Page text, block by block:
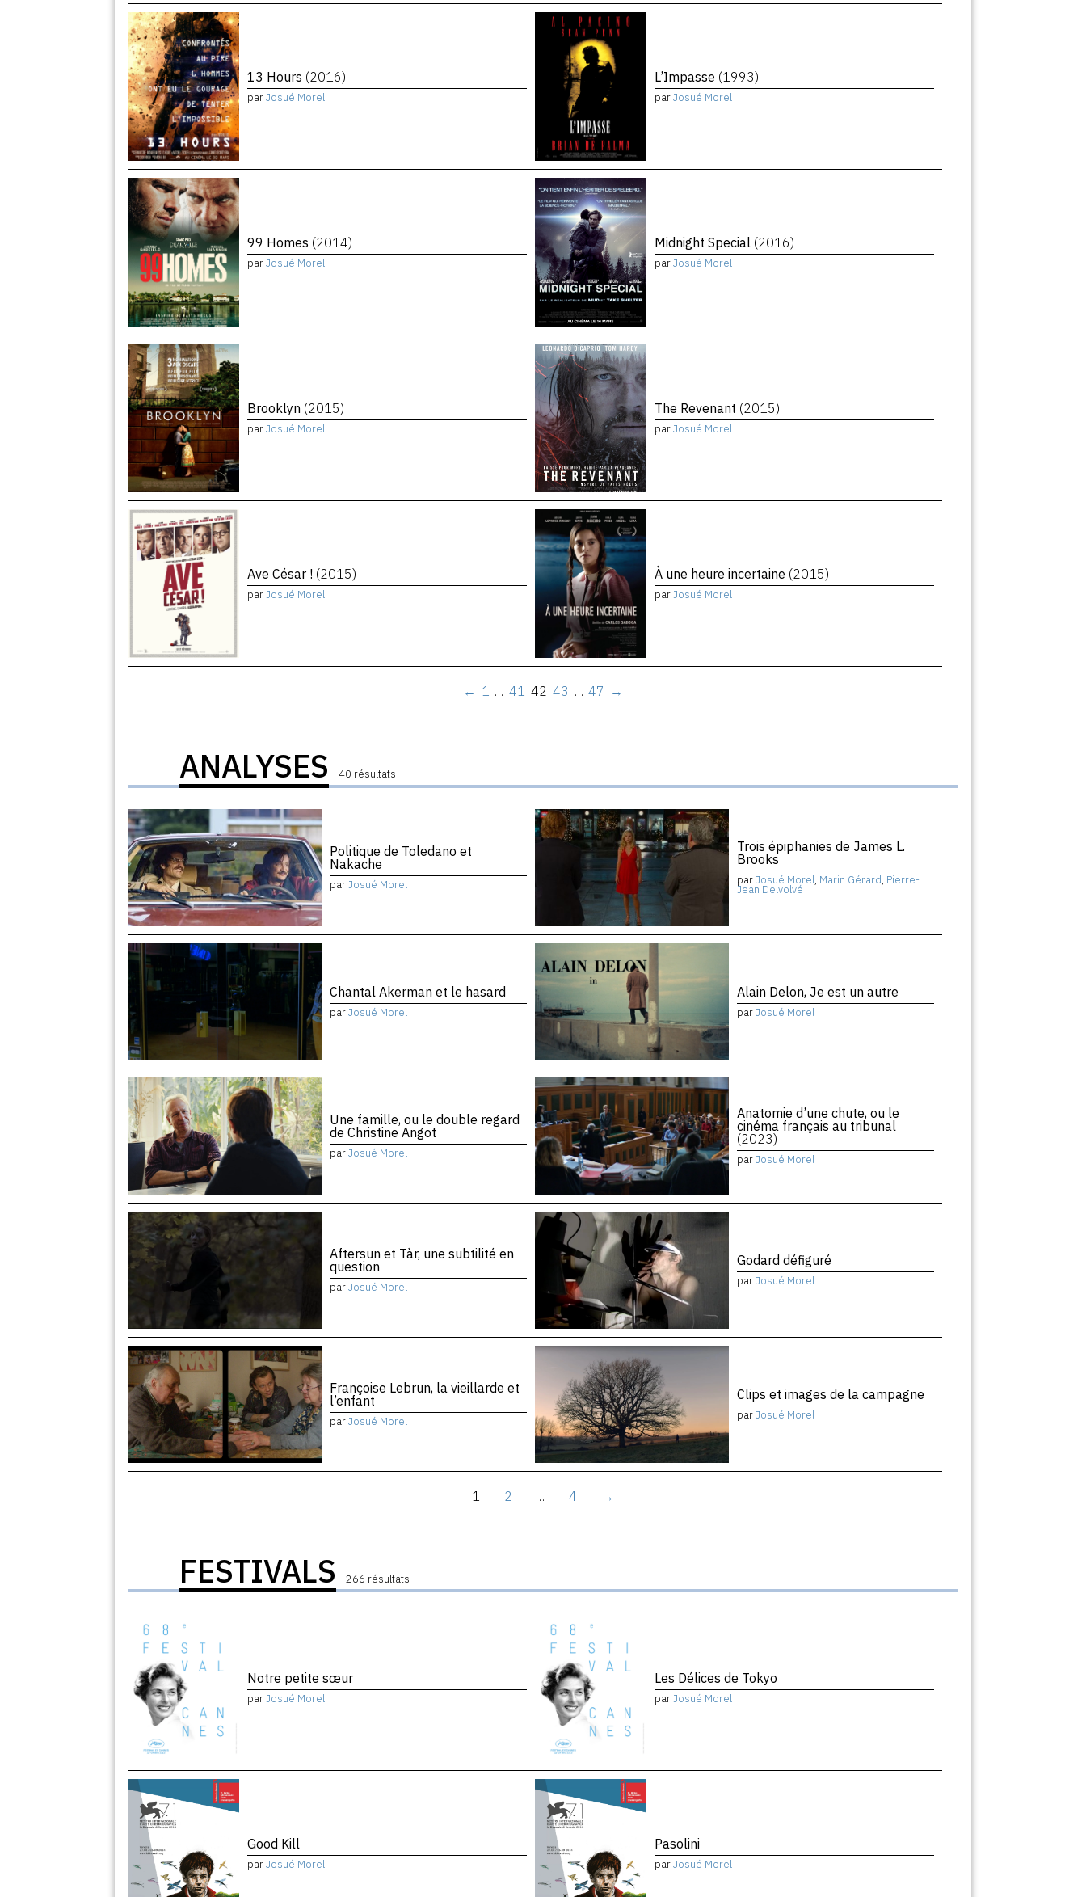
13 Hours (2016)
parJosué Morel
L’Impasse (1993)
parJosué Morel
99 Homes (2014)
parJosué Morel
Midnight Special (2016)
parJosué Morel
Brooklyn (2015)
parJosué Morel
The Revenant (2015)
parJosué Morel
Ave César ! (2015)
parJosué Morel
À une heure incertaine (2015)
parJosué Morel
← 1 … 41 42 43 … 47 →
ANALYSES 40 résultats
Politique de Toledano et
Nakache
parJosué Morel
Trois épiphanies de James L.
Brooks
parJosué Morel, Marin Gérard, Pierre-
Jean Delvolvé
Chantal Akerman et le hasard
parJosué Morel
Alain Delon, Je est un autre
parJosué Morel
Une famille, ou le double regard
de Christine Angot
parJosué Morel
Anatomie d’une chute, ou le
cinéma français au tribunal
(2023)
parJosué Morel
Aftersun et Tàr, une subtilité en
question
parJosué Morel
Godard défiguré
parJosué Morel
Françoise Lebrun, la vieillarde et
l’enfant
parJosué Morel
Clips et images de la campagne
parJosué Morel
1 2 … 4 →
FESTIVALS 266 résultats
Notre petite sœur
parJosué Morel
Les Délices de Tokyo
parJosué Morel
Good Kill
parJosué Morel
Pasolini
parJosué Morel